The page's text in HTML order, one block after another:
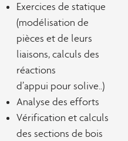
Exercices de statique
(modélisation de
pièces et de leurs
liaisons, calculs des
réactions
d’appui pour solive..)
Analyse des efforts
Vérification et calculs
des sections de bois